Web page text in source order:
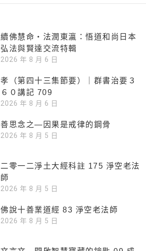
續佛慧命‧法潤東瀛：悟道和尚日本
弘法與賢達交流特輯
2026 年 8 月 6 日
孝（第四十三集節要）｜群書治要３
６０講記 709
2026 年 8 月 6 日
善思念之—因果是戒律的鋼骨
2026 年 8 月 5 日
二零一二淨土大經科註 175 淨空老法
師
2026 年 8 月 5 日
佛說十善業道經 83 淨空老法師
2026 年 8 月 5 日